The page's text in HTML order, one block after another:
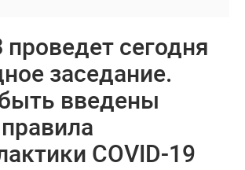
сегодня
заседание.
введены
COVID-19